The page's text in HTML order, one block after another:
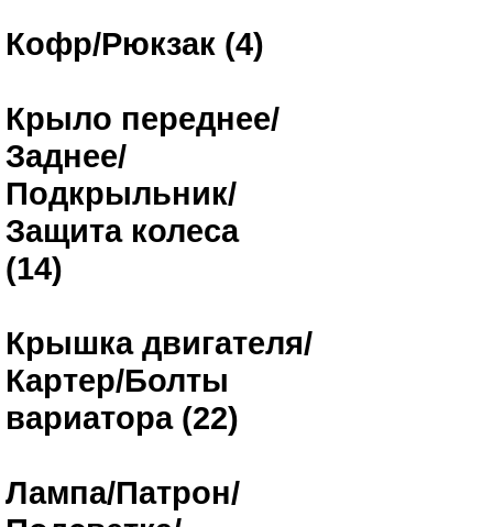
Кофр/Рюкзак (4)
Крыло переднее/
Заднее/
Подкрыльник/
Защита колеса
(14)
Крышка двигателя/
Картер/Болты
вариатора (22)
Лампа/Патрон/